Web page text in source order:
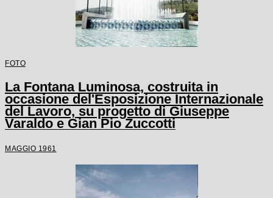
FOTO
La Fontana Luminosa, costruita in
occasione del'Esposizione Internazionale
del Lavoro, su progetto di Giuseppe
Varaldo e Gian Pio Zuccotti
MAGGIO 1961